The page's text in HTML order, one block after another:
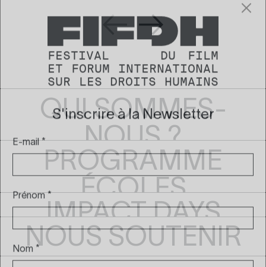
PRÉCÉDENTSUIVANT
QUI SOMMES-
NOUS ?
PROGRAMME
ÉCOLES
IMPACT DAYS
NOUS SOUTENIR
FESTIVAL DU FILM
ET
FORUM
INTERNATIONAL
SUR
LES DROITS HUMAINS
S'inscrire à la Newsletter
E-mail*
Prénom*
Nom*